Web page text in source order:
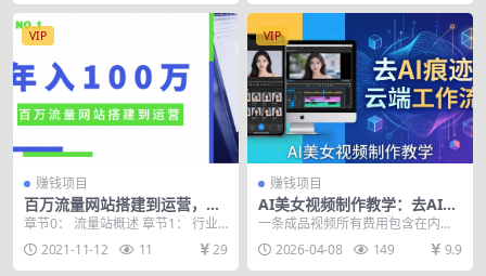
VIP
赚钱项目
百万流量网站搭建到运营，年
入100W级别
章节0： 流量站概述 章节1： 行业
的选择 章节2： 关键词的挖掘和分
析 章节3...
2021-11-12 11 29
VIP
赚钱项目
AI美女视频制作教学：去AI痕
迹，云端工作流出图，手机电
一条成品视频所有费用包含在内合
到8毛钱，手机电脑均可(电脑不需
要配置，网页不卡即...
2026-04-08 149 9.9